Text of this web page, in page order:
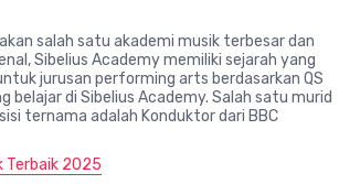
salah satu akademi musik terbesar dan
Sibelius Academy memiliki sejarah yang
jurusan performing arts berdasarkan QS
belajar di Sibelius Academy. Salah satu murid
ternama adalah Konduktor dari BBC
Terbaik 2025